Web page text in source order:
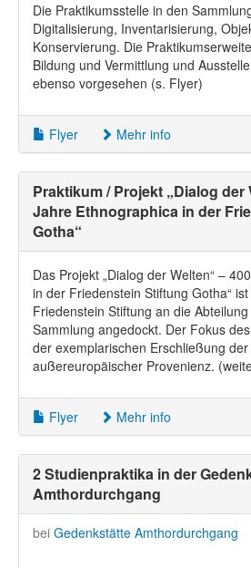
Die Praktikumsstelle in den
Digitalisierung, Inventarisierung,
Konservierung. Die
Bildung und Vermittlung und
ebenso vorgesehen (s. Flyer)
Flyer Mehr info
Praktikum / Projekt „Dialog der
Jahre Ethnographica in der
Gotha“
Das Projekt „Dialog der Welten“ –
in der Friedenstein Stiftung Gotha“
Friedenstein Stiftung an die
Sammlung angedockt. Der Fokus
der exemplarischen Erschließung
außereuropäischer Provenienz.
Flyer Mehr info
2 Studienpraktika in der
Amthordurchgang
bei Gedenkstätte Amthordurchgang